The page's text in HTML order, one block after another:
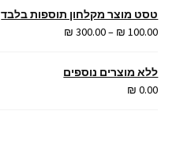
טסט מוצר מקלחון תוספות בלבד
₪ 100.00
–
₪ 300.00
טווח
ללא מוצרים נוספים
₪ 0.00